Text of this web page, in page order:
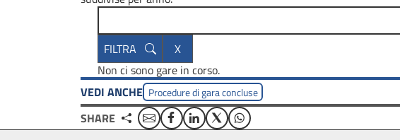
Non ci sono gare in corso.
VEDI ANCHE Procedure di gara concluse
SHARE EmailFacebookLinkedinTwitterWhatsApp